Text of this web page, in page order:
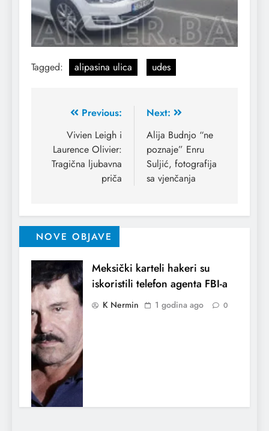
Tagged: alipasina ulica udes
Previous:
Vivien Leigh i
Laurence Olivier:
Tragična ljubavna
priča
Next:
Alija Budnjo “ne
poznaje” Enru
Suljić, fotografija
sa vjenčanja
NOVE OBJAVE
Meksički karteli hakeri su
iskoristili telefon agenta FBI-a
K Nermin 1 godina ago 0